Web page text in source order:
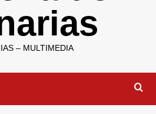
– MULTIMEDIA